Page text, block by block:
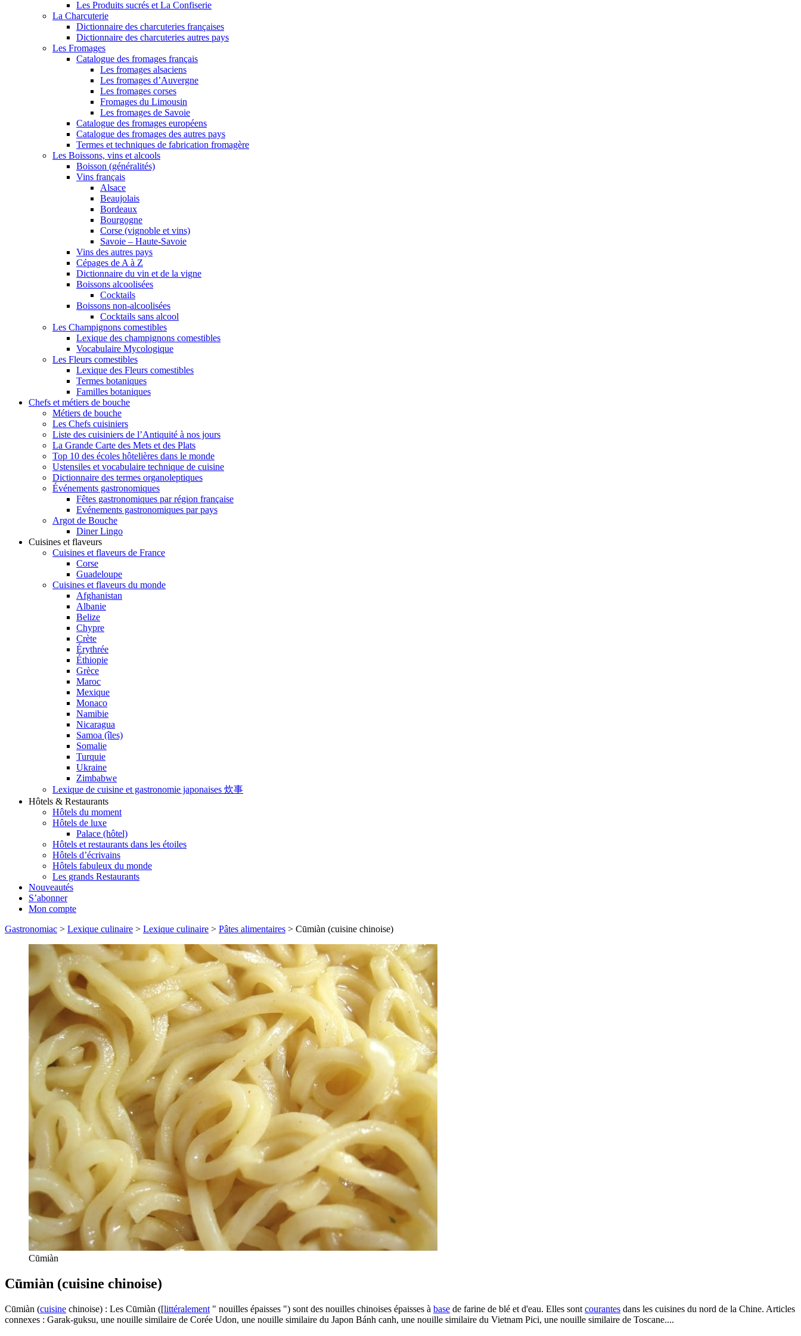
Les Produits sucrés et La Confiserie
La Charcuterie
Dictionnaire des charcuteries françaises
Dictionnaire des charcuteries autres pays
Les Fromages
Catalogue des fromages français
Les fromages alsaciens
Les fromages d’Auvergne
Les fromages corses
Fromages du Limousin
Les fromages de Savoie
Catalogue des fromages européens
Catalogue des fromages des autres pays
Termes et techniques de fabrication fromagère
Les Boissons, vins et alcools
Boisson (généralités)
Vins français
Alsace
Beaujolais
Bordeaux
Bourgogne
Corse (vignoble et vins)
Savoie – Haute-Savoie
Vins des autres pays
Cépages de A à Z
Dictionnaire du vin et de la vigne
Boissons alcoolisées
Cocktails
Boissons non-alcoolisées
Cocktails sans alcool
Les Champignons comestibles
Lexique des champignons comestibles
Vocabulaire Mycologique
Les Fleurs comestibles
Lexique des Fleurs comestibles
Termes botaniques
Familles botaniques
Chefs et métiers de bouche
Métiers de bouche
Les Chefs cuisiniers
Liste des cuisiniers de l’Antiquité à nos jours
La Grande Carte des Mets et des Plats
Top 10 des écoles hôtelières dans le monde
Ustensiles et vocabulaire technique de cuisine
Dictionnaire des termes organoleptiques
Événements gastronomiques
Fêtes gastronomiques par région française
Evénements gastronomiques par pays
Argot de Bouche
Diner Lingo
Cuisines et flaveurs
Cuisines et flaveurs de France
Corse
Guadeloupe
Cuisines et flaveurs du monde
Afghanistan
Albanie
Belize
Chypre
Crète
Érythrée
Éthiopie
Grèce
Maroc
Mexique
Monaco
Namibie
Nicaragua
Samoa (îles)
Somalie
Turquie
Ukraine
Zimbabwe
Lexique de cuisine et gastronomie japonaises 炊事
Hôtels & Restaurants
Hôtels du moment
Hôtels de luxe
Palace (hôtel)
Hôtels et restaurants dans les étoiles
Hôtels d’écrivains
Hôtels fabuleux du monde
Les grands Restaurants
Nouveautés
S’abonner
Mon compte
Gastronomiac > Lexique culinaire > Lexique culinaire > Pâtes alimentaires > Cūmiàn (cuisine chinoise)
Cūmiàn
Cūmiàn (cuisine chinoise)
Cūmiàn (cuisine chinoise) : Les Cūmiàn ([littéralement " nouilles épaisses ") sont des nouilles chinoises épaisses à base de farine de blé et d'eau. Elles sont courantes dans les cuisines du nord de la Chine. Articles
connexes : Garak-guksu, une nouille similaire de Corée Udon, une nouille similaire du Japon Bánh canh, une nouille similaire du Vietnam Pici, une nouille similaire de Toscane....